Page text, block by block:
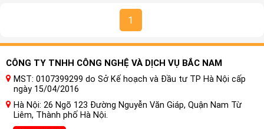
1
CÔNG TY TNHH CÔNG NGHỆ VÀ DỊCH VỤ BẮC NAM
MST: 0107399299 do Sở Kế hoạch và Đầu tư TP Hà Nội cấp
ngày 15/04/2016
Hà Nội: 26 Ngõ 123 Đường Nguyễn Văn Giáp, Quận Nam Từ
Liêm, Thành phố Hà Nội.